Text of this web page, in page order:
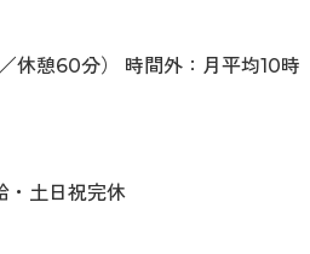
休憩60分） 時間外：月平均10時
・土日祝完休